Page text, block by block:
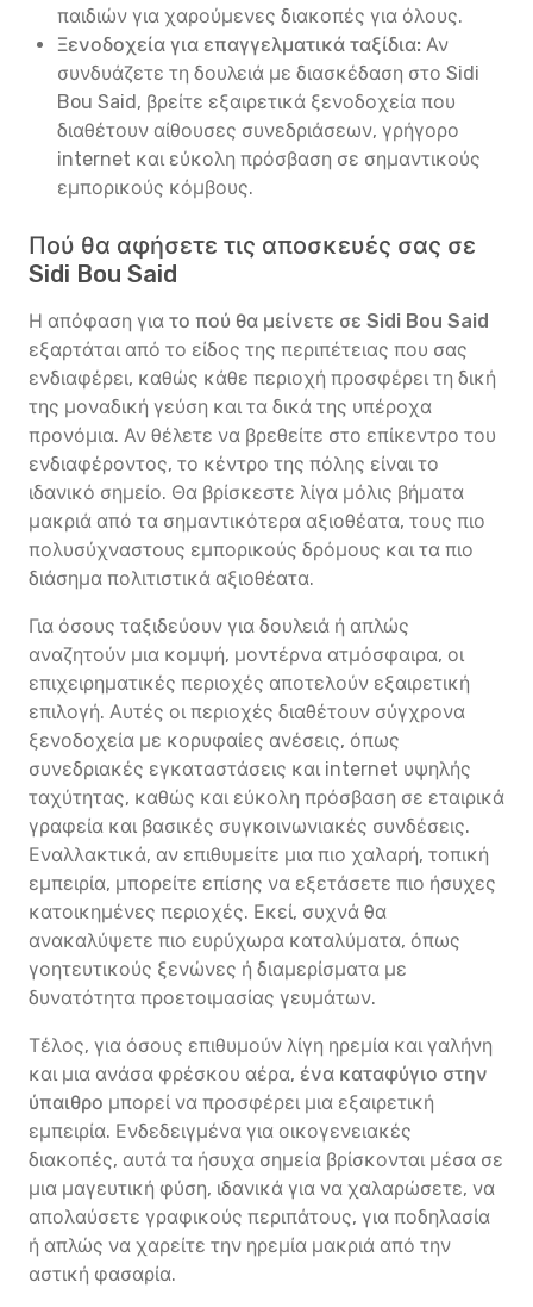
παιδιών για χαρούμενες διακοπές για όλους.
Ξενοδοχεία για επαγγελματικά ταξίδια: Αν
συνδυάζετε τη δουλειά με διασκέδαση στο Sidi
Bou Said, βρείτε εξαιρετικά ξενοδοχεία που
διαθέτουν αίθουσες συνεδριάσεων, γρήγορο
internet και εύκολη πρόσβαση σε σημαντικούς
εμπορικούς κόμβους.
Πού θα αφήσετε τις αποσκευές σας σε
Sidi Bou Said
Η απόφαση για το πού θα μείνετε σε Sidi Bou Said
εξαρτάται από το είδος της περιπέτειας που σας
ενδιαφέρει, καθώς κάθε περιοχή προσφέρει τη δική
της μοναδική γεύση και τα δικά της υπέροχα
προνόμια. Αν θέλετε να βρεθείτε στο επίκεντρο του
ενδιαφέροντος, το κέντρο της πόλης είναι το
ιδανικό σημείο. Θα βρίσκεστε λίγα μόλις βήματα
μακριά από τα σημαντικότερα αξιοθέατα, τους πιο
πολυσύχναστους εμπορικούς δρόμους και τα πιο
διάσημα πολιτιστικά αξιοθέατα.
Για όσους ταξιδεύουν για δουλειά ή απλώς
αναζητούν μια κομψή, μοντέρνα ατμόσφαιρα, οι
επιχειρηματικές περιοχές αποτελούν εξαιρετική
επιλογή. Αυτές οι περιοχές διαθέτουν σύγχρονα
ξενοδοχεία με κορυφαίες ανέσεις, όπως
συνεδριακές εγκαταστάσεις και internet υψηλής
ταχύτητας, καθώς και εύκολη πρόσβαση σε εταιρικά
γραφεία και βασικές συγκοινωνιακές συνδέσεις.
Εναλλακτικά, αν επιθυμείτε μια πιο χαλαρή, τοπική
εμπειρία, μπορείτε επίσης να εξετάσετε πιο ήσυχες
κατοικημένες περιοχές. Εκεί, συχνά θα
ανακαλύψετε πιο ευρύχωρα καταλύματα, όπως
γοητευτικούς ξενώνες ή διαμερίσματα με
δυνατότητα προετοιμασίας γευμάτων.
Τέλος, για όσους επιθυμούν λίγη ηρεμία και γαλήνη
και μια ανάσα φρέσκου αέρα, ένα καταφύγιο στην
ύπαιθρο μπορεί να προσφέρει μια εξαιρετική
εμπειρία. Ενδεδειγμένα για οικογενειακές
διακοπές, αυτά τα ήσυχα σημεία βρίσκονται μέσα σε
μια μαγευτική φύση, ιδανικά για να χαλαρώσετε, να
απολαύσετε γραφικούς περιπάτους, για ποδηλασία
ή απλώς να χαρείτε την ηρεμία μακριά από την
αστική φασαρία.